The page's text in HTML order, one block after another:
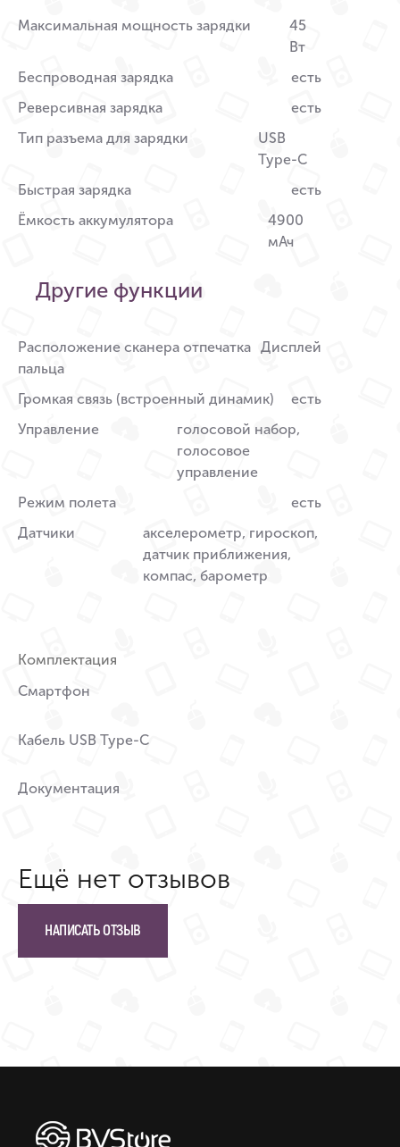
Максимальная мощность зарядки
45
Вт
Беспроводная зарядка
есть
Реверсивная зарядка
есть
Тип разъема для зарядки
USB
Type-C
Быстрая зарядка
есть
Ёмкость аккумулятора
4900
мАч
Другие функции
Расположение сканера отпечатка
пальца
Дисплей
Громкая связь (встроенный динамик)
есть
Управление
голосовой набор,
голосовое
управление
Режим полета
есть
Датчики
акселерометр, гироскоп,
датчик приближения,
компас, барометр
Комплектация
Смартфон
Кабель USB Type-C
Документация
Ещё нет отзывов
НАПИСАТЬ ОТЗЫВ